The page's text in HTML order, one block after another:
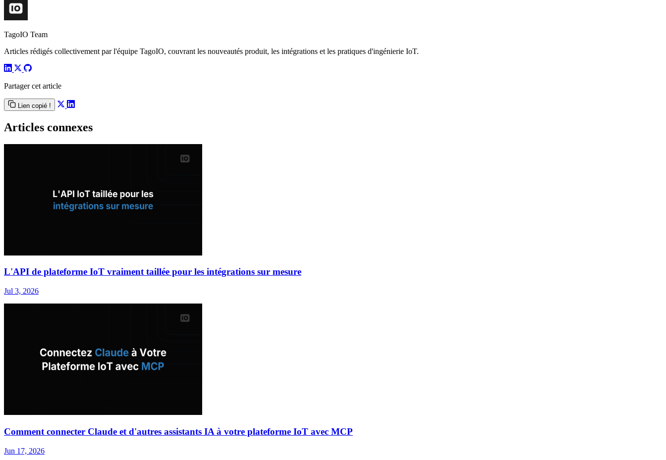
TagoIO Team
Articles rédigés collectivement par l'équipe TagoIO, couvrant les nouveautés produit, les intégrations et les pratiques d'ingénierie IoT.
Partager cet article
Lien copié !
Articles connexes
L'API de plateforme IoT vraiment taillée pour les intégrations sur mesure
Jul 3, 2026
Comment connecter Claude et d'autres assistants IA à votre plateforme IoT avec MCP
Jun 17, 2026